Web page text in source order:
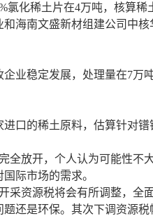
化稀土片在4万吨，核算稀
南文盛新材组建公司中核
稳定发展，处理量在7万
的稀土原料，估算针对镨
放开，个人认为可能性不
际市场的需求。
资源税将会有所调整，全
还是环保。其次下调资源